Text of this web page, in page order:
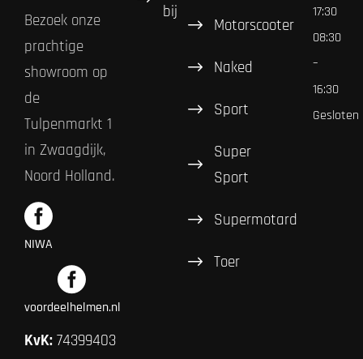
Bezoek onze
prachtige
showroom op
de
Tulpenmarkt 1
in Zwaagdijk,
Noord Holland.
NIWA
voordeelhelmen.nl
KvK: 74399403
bij
Motorscooter
Naked
Sport
Super
Sport
Supermotard
Toer
17:30
08:30
–
16:30
Gesloten